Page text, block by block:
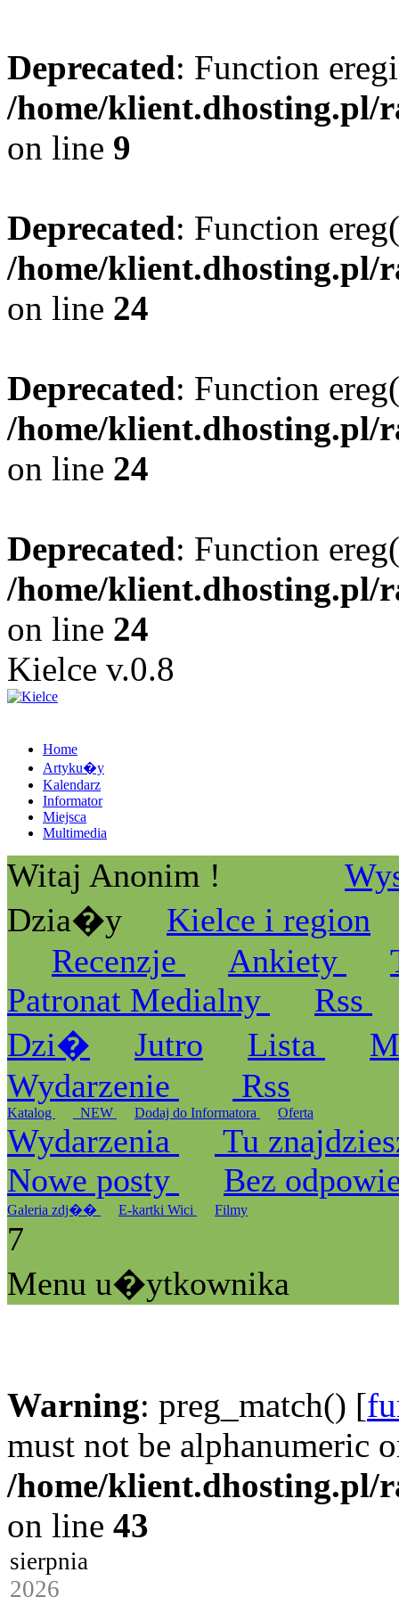
Deprecated: Function
/home/klient.dhosting.pl/
on line 9
Deprecated: Function
/home/klient.dhosting.pl/
on line 24
Deprecated: Function
/home/klient.dhosting.pl/
on line 24
Deprecated: Function
/home/klient.dhosting.pl/
on line 24
Kielce v.0.8
Home
Artyku�y
Kalendarz
Informator
Miejsca
Multimedia
Witaj Anonim !
Dzia�y
Kielce i region
Recenzje
Ankiety
Patronat Medialny
Rss
Dzi�
Jutro Lista
Wydarzenie
Rss
Katalog _NEW Dodaj do Informatora Oferta
Wydarzenia
Tu
Nowe posty
Bez
Galeria zdj�� E-kartki Wici Filmy
7
Menu u�ytkownika
Warning: preg_match() [
must not be alphanumeric
/home/klient.dhosting.pl/
on line 43
sierpnia
2026